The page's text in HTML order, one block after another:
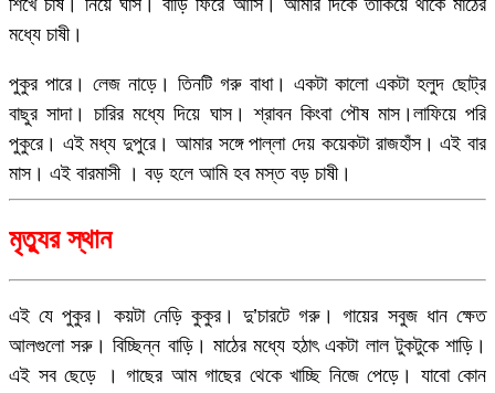
মধ্যে চাষী।
পুকুর পারে। লেজ নাড়ে। তিনটি গরু বাধা। একটা কালো একটা হলুদ ছোট্র
বাছুর সাদা। চারির মধ্যে দিয়ে ঘাস। শ্রাবন কিংবা পৌষ মাস।লাফিয়ে পরি
পুকুরে। এই মধ্য দুপুরে। আমার সঙ্গে পাল্লা দেয় কয়েকটা রাজহাঁস। এই বার
মাস। এই বারমাসী । বড় হলে আমি হব মস্ত বড় চাষী।
মৃত্যুর স্থান
এই যে পুকুর। কয়টা নেড়ি কুকুর। দু’চারটে গরু। গায়ের সবুজ ধান ক্ষেত
আলগুলো সরু। বিচ্ছিন্ন বাড়ি। মাঠের মধ্যে হঠাৎ একটা লাল টুকটুকে শাড়ি।
এই সব ছেড়ে । গাছের আম গাছের থেকে খাচ্ছি নিজে পেড়ে। যাবো কোন